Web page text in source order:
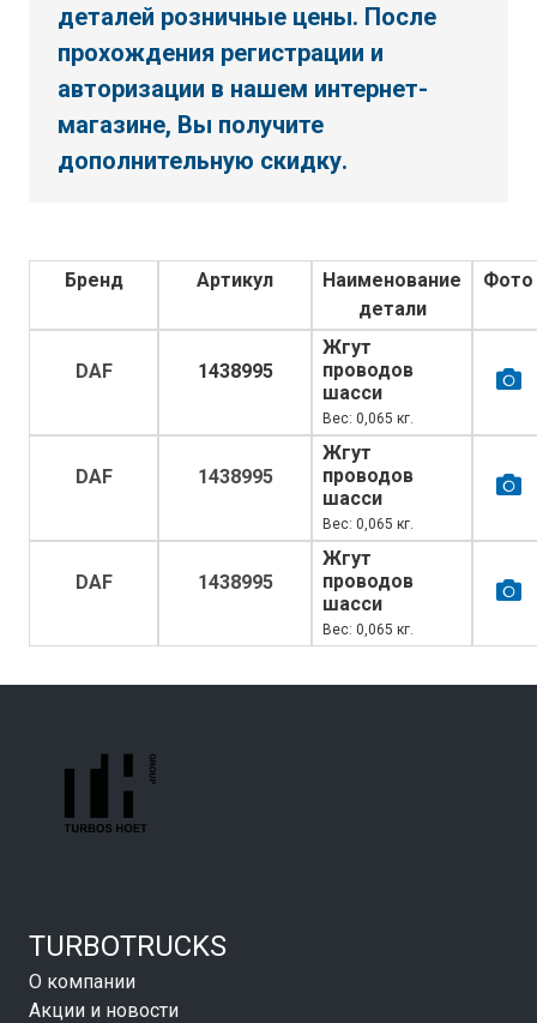
деталей розничные цены. После
прохождения регистрации и
авторизации в нашем интернет-
магазине, Вы получите
дополнительную скидку.
Бренд Артикул
Наименование
детали
Фото
DAF 1438995
Жгут
проводов
шасси
Вес: 0,065 кг.
DAF 1438995
Жгут
проводов
шасси
Вес: 0,065 кг.
DAF 1438995
Жгут
проводов
шасси
Вес: 0,065 кг.
TURBOTRUCKS
О компании
Акции и новости